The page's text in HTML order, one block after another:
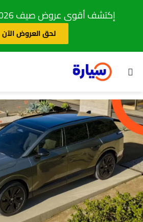
إكتشف أقوى عروض صيف 2026 كاش وتمويل
لحق العروض الآن
بحث عن